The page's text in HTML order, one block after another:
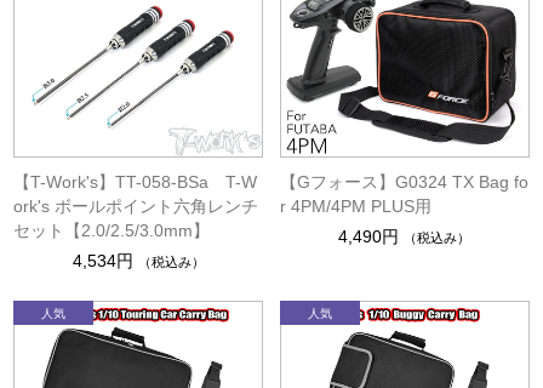
【T-Work's】TT-058-BSa T-W
ork's ボールポイント六角レンチ
セット【2.0/2.5/3.0mm】
4,534円
（税込み）
【Gフォース】G0324 TX Bag fo
r 4PM/4PM PLUS用
4,490円
（税込み）